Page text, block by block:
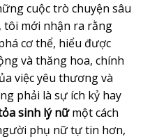
cuộc trò chuyện sâu
tôi mới nhận ra rằng
cơ thể, hiểu được
và thăng hoa, chính
việc yêu thương và
phải là sự ích kỷ hay
sinh lý nữmột cách
phụ nữ tự tin hơn,